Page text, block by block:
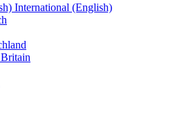
International (English)